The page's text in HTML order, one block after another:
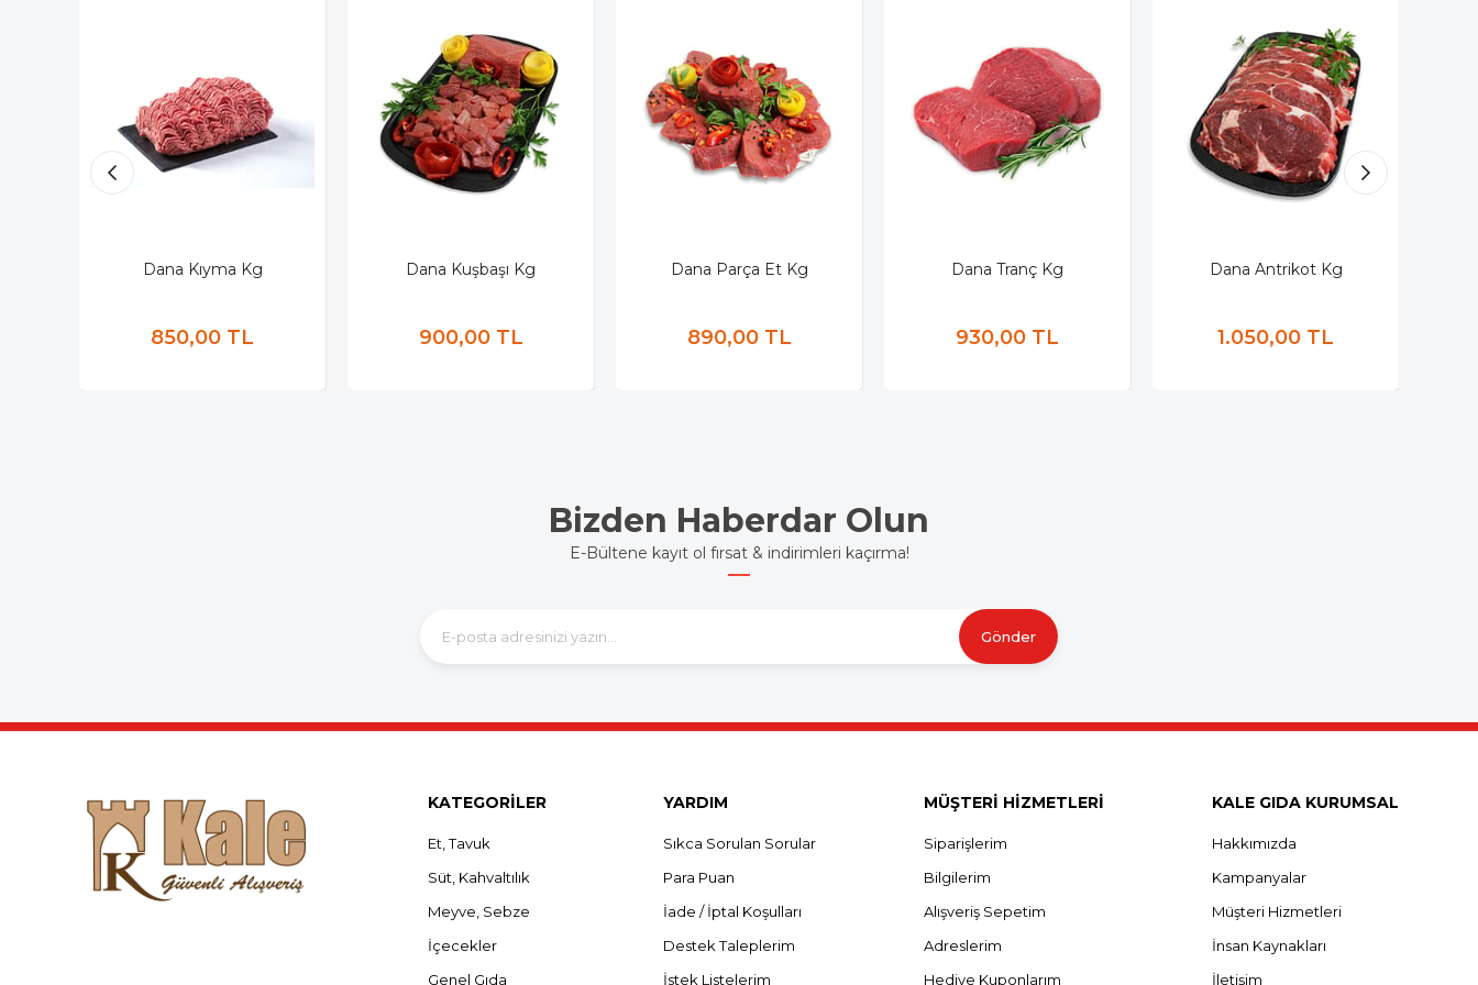
Dana Kıyma Kg
850,00 TL
Dana Kuşbaşı Kg
900,00 TL
Dana Parça Et Kg
890,00 TL
Dana Tranç Kg
930,00 TL
Dana Antrikot Kg
1.050,00 TL
Bizden Haberdar Olun
E-Bültene kayıt ol fırsat & indirimleri kaçırma!
Gönder
KATEGORİLER
Et, Tavuk
Süt, Kahvaltılık
Meyve, Sebze
İçecekler
Genel Gıda
YARDIM
Sıkca Sorulan Sorular
Para Puan
İade / İptal Koşulları
Destek Taleplerim
İstek Listelerim
MÜŞTERİ HİZMETLERİ
Siparişlerim
Bilgilerim
Alışveriş Sepetim
Adreslerim
Hediye Kuponlarım
KALE GIDA KURUMSAL
Hakkımızda
Kampanyalar
Müşteri Hizmetleri
İnsan Kaynakları
İletişim